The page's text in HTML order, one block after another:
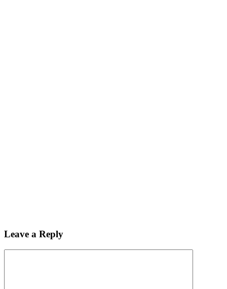
Leave a Reply